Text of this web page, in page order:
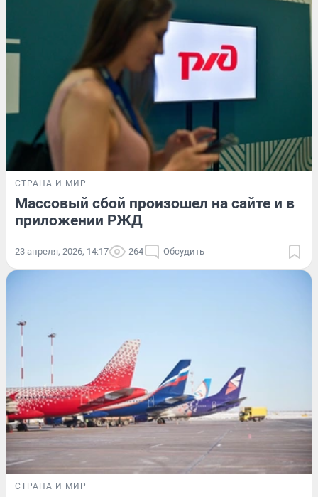
СТРАНА И МИР
Массовый сбой произошел на сайте и в
приложении РЖД
23 апреля, 2026, 14:17 264 Обсудить
СТРАНА И МИР